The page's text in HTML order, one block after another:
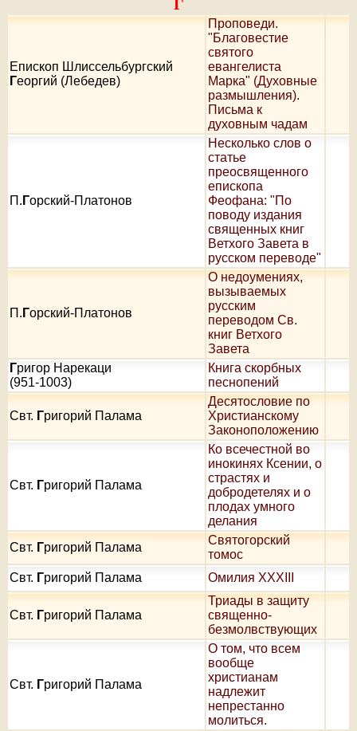
Г
Епископ Шлиссельбургский
Георгий (Лебедев)
Проповеди.
"Благовестие
святого
евангелиста
Марка" (Духовные
размышления).
Письма к
духовным чадам
П. Горский-Платонов
Несколько слов о
статье
преосвященного
епископа
Феофана: "По
поводу издания
священных книг
Ветхого Завета в
русском переводе"
П. Горский-Платонов
О недоумениях,
вызываемых
русским
переводом Св.
книг Ветхого
Завета
Григор Нарекаци
(951-1003)
Книга скорбных
песнопений
Свт. Григорий Палама
Десятословие по
Христианскому
Законоположению
Свт. Григорий Палама
Ко всечестной во
инокинях Ксении, о
страстях и
добродетелях и о
плодах умного
делания
Свт. Григорий Палама
Святогорский
томос
Свт. Григорий Палама Омилия XXXIII
Свт. Григорий Палама
Триады в защиту
священно-
безмолвствующих
Свт. Григорий Палама
О том, что всем
вообще
христианам
надлежит
непрестанно
молиться.